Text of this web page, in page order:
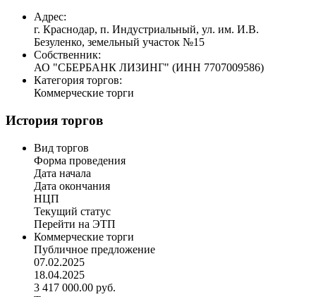
Адрес:
г. Краснодар, п. Индустриальный, ул. им. И.В.
Безуленко, земельный участок №15
Собственник:
АО "СБЕРБАНК ЛИЗИНГ" (ИНН 7707009586)
Категория торгов:
Коммерческие торги
История торгов
Вид торгов
Форма проведения
Дата начала
Дата окончания
НЦП
Текущий статус
Перейти на ЭТП
Коммерческие торги
Публичное предложение
07.02.2025
18.04.2025
3 417 000.00 руб.